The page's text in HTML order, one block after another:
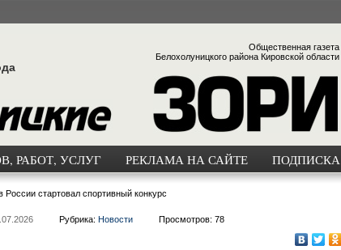
Общественная газета
Белохолуницкого района Кировской области
РАБОТ, УСЛУГ РЕКЛАМА НА САЙТЕ ПОДПИСКА
России стартовал спортивный конкурс
Рубрика: Новости Просмотров: 78